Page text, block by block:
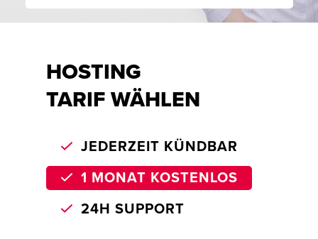
HOSTING
TARIF WÄHLEN
JEDERZEIT KÜNDBAR
1 MONAT KOSTENLOS
24H SUPPORT